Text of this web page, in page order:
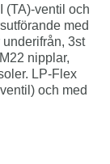
(TA)-ventil och
med
3st
nipplar,
LP-Flex
och med